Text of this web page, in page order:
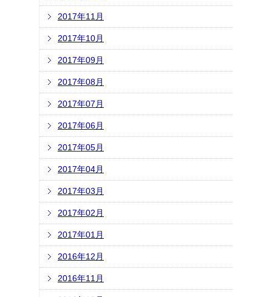
2017年11月
2017年10月
2017年09月
2017年08月
2017年07月
2017年06月
2017年05月
2017年04月
2017年03月
2017年02月
2017年01月
2016年12月
2016年11月